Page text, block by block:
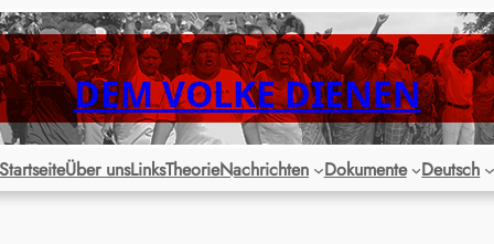
DEM VOLKE DIENEN
StartseiteÜber unsLinksTheorieNachrichten Dokumente Deutsch